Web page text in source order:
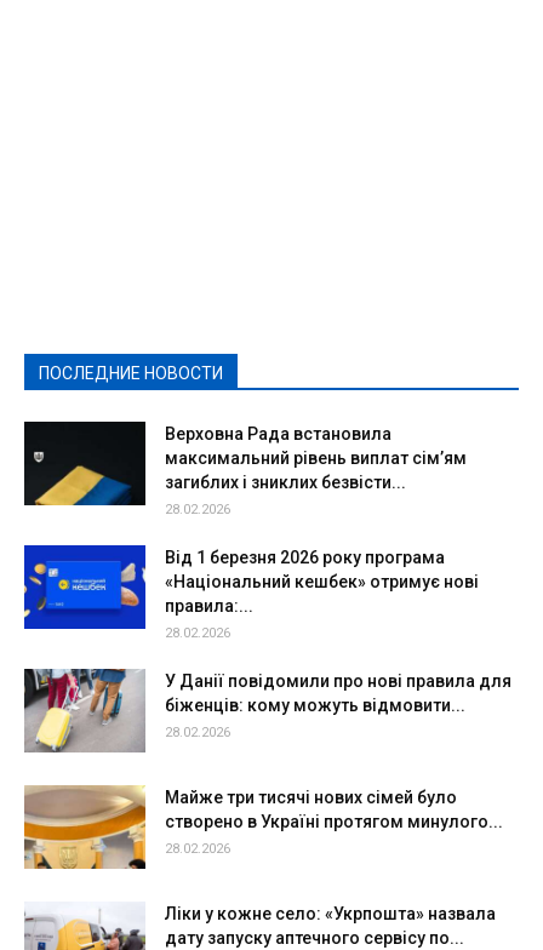
ПОСЛЕДНИЕ НОВОСТИ
Верховна Рада встановила
максимальний рівень виплат сім’ям
загиблих і зниклих безвісти...
28.02.2026
Від 1 березня 2026 року програма
«Національний кешбек» отримує нові
правила:...
28.02.2026
У Данії повідомили про нові правила для
біженців: кому можуть відмовити...
28.02.2026
Майже три тисячі нових сімей було
створено в Україні протягом минулого...
28.02.2026
Ліки у кожне село: «Укрпошта» назвала
дату запуску аптечного сервісу по...